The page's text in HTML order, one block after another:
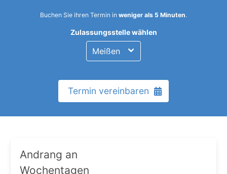
Buchen Sie ihren Termin in weniger als 5 Minuten.
Zulassungsstelle wählen
Termin vereinbaren
Andrang an
Wochentagen